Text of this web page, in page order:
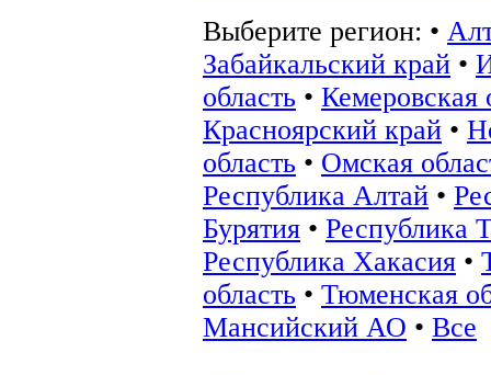
Выберите регион: •
Забайкальский край •
область • Кемеровская
Красноярский край •
область • Омская
Республика Алтай •
Бурятия • Республика
Республика Хакасия •
область • Тюменская
Мансийский АО • Все